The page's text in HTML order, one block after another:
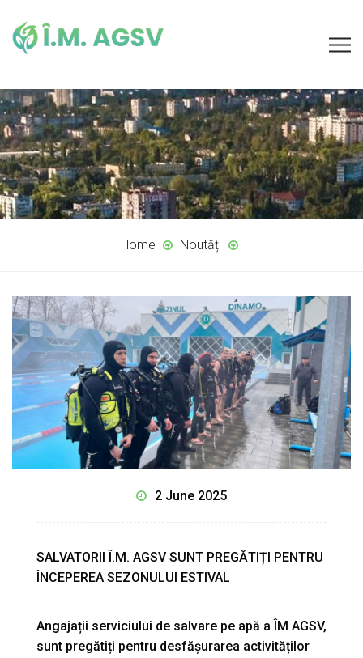
Home Noutăți
2 June 2025
SALVATORII Î.M. AGSV SUNT PREGĂTIȚI PENTRU
ÎNCEPEREA SEZONULUI ESTIVAL
Angajații serviciului de salvare pe apă a ÎM AGSV,
sunt pregătiți pentru desfășurarea activităților